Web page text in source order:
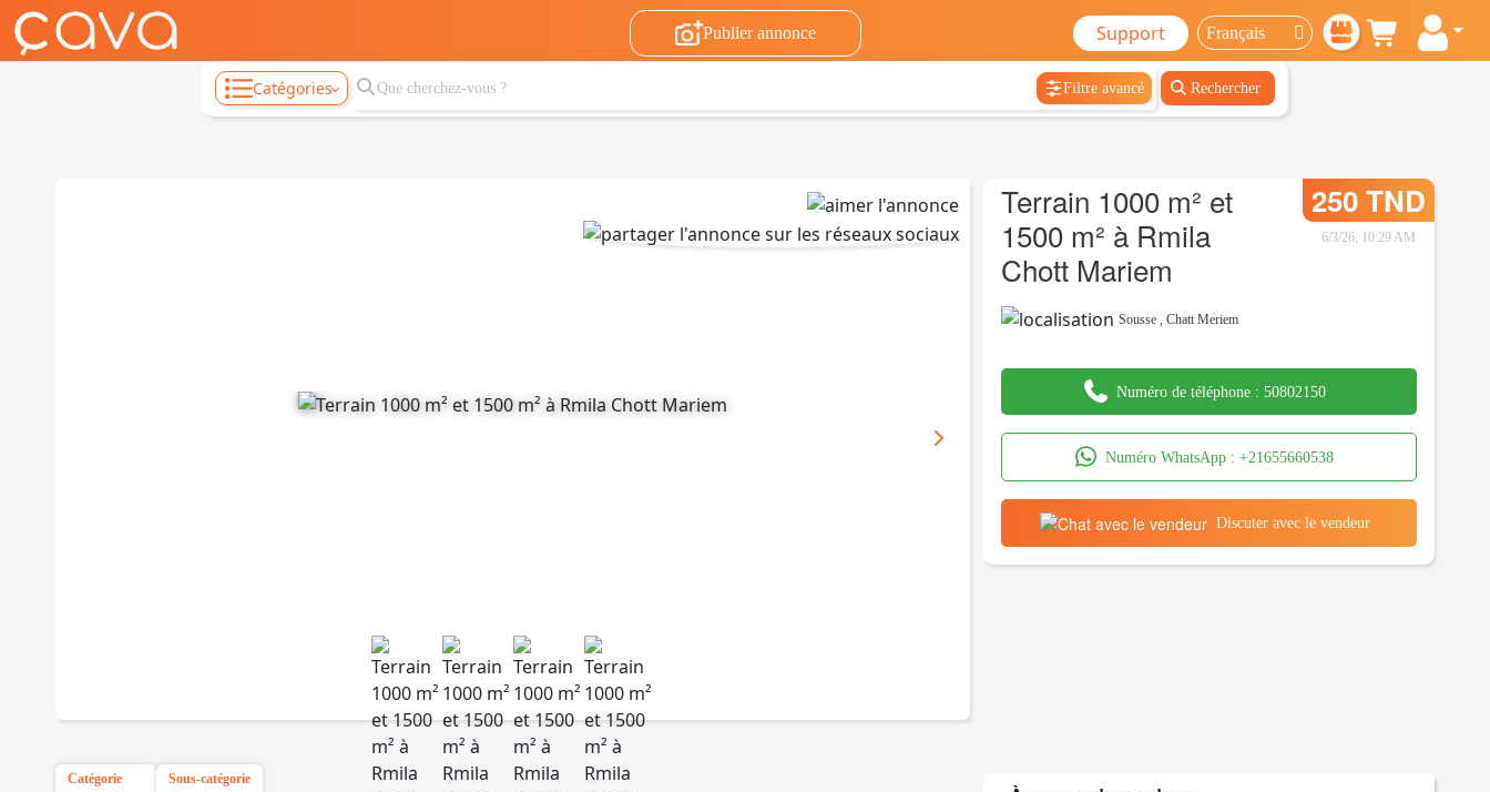
Publier annonce Support
Catégories Filtre avancé Rechercher
Terrain 1000 m² et
1500 m² à Rmila
Chott Mariem
250 TND
6/3/26, 10:29 AM
Sousse ,Chatt Meriem
Numéro de téléphone : 50802150
Numéro WhatsApp : +21655660538
Discuter avec le vendeur
Catégorie Sous-catégorie